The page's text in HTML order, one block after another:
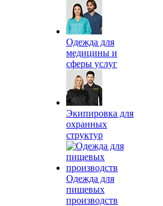
Одежда для
медицины и
сферы услуг
Экипировка для
охранных
структур
Одежда для
пищевых
производств